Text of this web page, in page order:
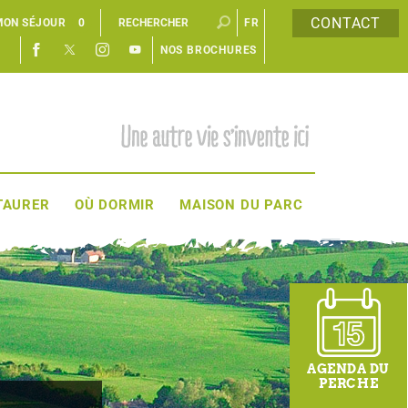
CONTACT
EN
FR
SÉJOUR 0
NOS BROCHURES
OÙ DORMIR MAISON DU PARC
AGENDA DU
PERCHE